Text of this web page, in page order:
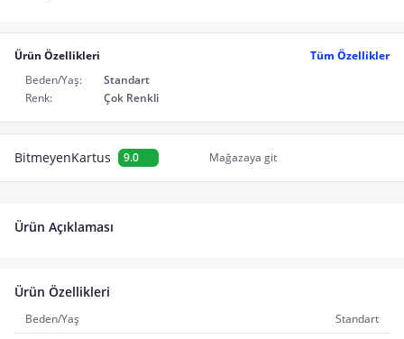
Ürün Özellikleri
Tüm Özellikler
Beden/Yaş:
Standart
Renk:
Çok Renkli
BitmeyenKartus 9.0 Mağazaya git
Ürün Açıklaması
Ürün Özellikleri
Beden/Yaş
Standart